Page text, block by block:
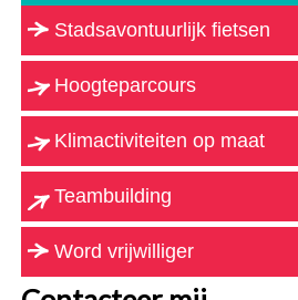
Stadsavontuurlijk fietsen
Hoogteparcours
Klimactiviteiten op maat
Teambuilding
Word vrijwilliger